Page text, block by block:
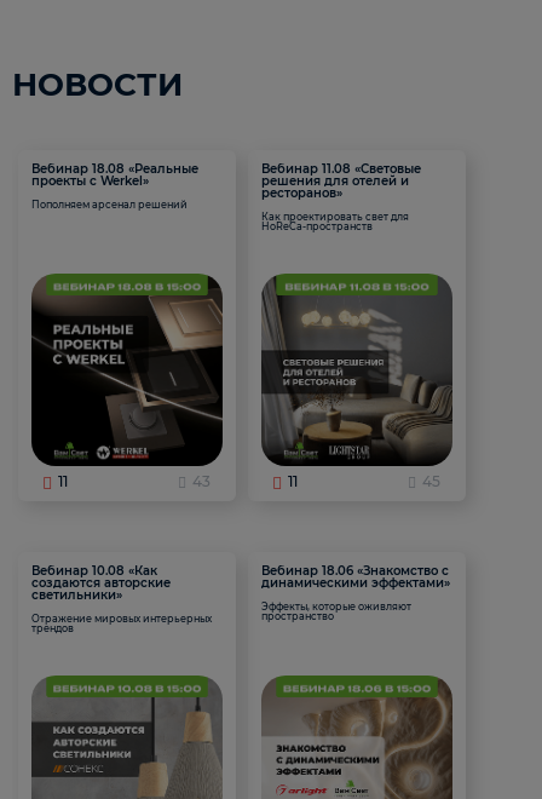
НОВОСТИ
Вебинар 18.08 «Реальные
проекты с Werkel»
Пополняем арсенал решений
11 43
Вебинар 11.08 «Световые
решения для отелей и
ресторанов»
Как проектировать свет для
HoReCa-пространств
11 45
Вебинар 10.08 «Как
создаются авторские
светильники»
Отражение мировых интерьерных
трендов
Вебинар 18.06 «Знакомство с
динамическими эффектами»
Эффекты, которые оживляют
пространство